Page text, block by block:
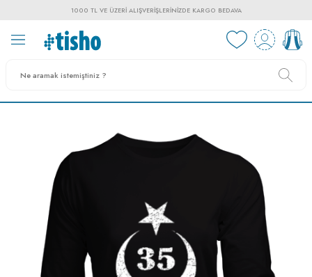
1000 TL VE ÜZERI ALIŞVERIŞLERINIZDE KARGO BEDAVA